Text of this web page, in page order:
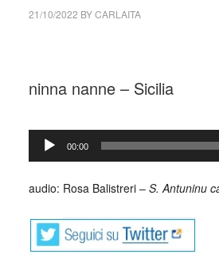
21/10/2022 BYCARLAITA
ninna nanne – Sicilia
Audio
Player
00:00
audio: Rosa Balistreri – S. Antuninu